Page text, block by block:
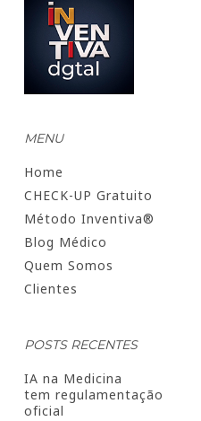
MENU
Home
CHECK-UP Gratuito
Método Inventiva®
Blog Médico
Quem Somos
Clientes
POSTS RECENTES
IA na Medicina
tem regulamentação
oficial